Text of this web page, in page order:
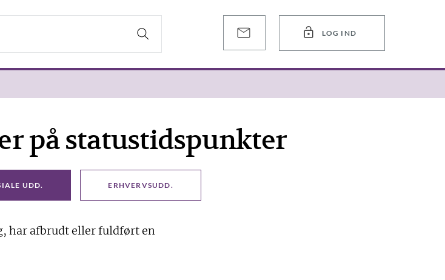
LOG IND
på statustidspunkter
UDD. ERHVERVSUDD.
har afbrudt eller fuldført en